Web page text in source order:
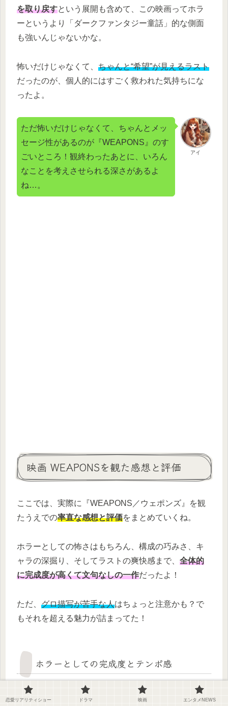
を取り戻すという展開も含めて、この映画ってホラ
ーというより「ダークファンタジー童話」的な側面
も強いんじゃないかな。
怖いだけじゃなくて、 ちゃんと“希望”が見えるラスト
だったのが、個人的にはすごく救われた気持ちにな
ったよ。
アイ
ただ怖いだけじゃなくて、ちゃんとメッ
セージ性があるのが『WEAPONS』のす
ごいところ！観終わったあとに、いろん
なことを考えさせられる深さがあるよ
ね…。
映画 WEAPONSを観た感想と評価
ここでは、実際に『WEAPONS／ウェポンズ』を観
たうえでの率直な感想と評価をまとめていくね。
ホラーとしての怖さはもちろん、構成の巧みさ、キ
ャラの深掘り、そしてラストの爽快感まで、 全体的
に完成度が高くて文句なしの一作だったよ！
ただ、 グロ描写が苦手な人はちょっと注意かも？で
もそれを超える魅力が詰まってた！
ホラーとしての完成度とテンポ感
まず言いたいのは、 テンポがめちゃくちゃ良い
って
恋愛リアリティショー ドラマ 映画 エンタメNEWS